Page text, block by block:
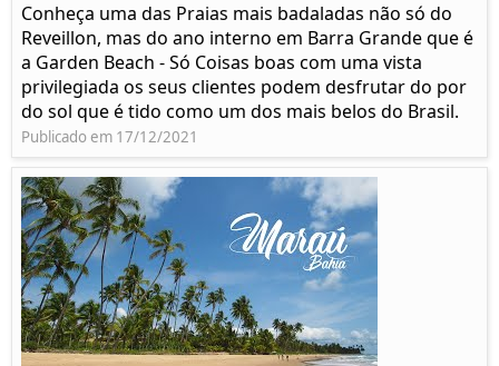
Conheça uma das Praias mais badaladas não só do
Reveillon, mas do ano interno em Barra Grande que é
a Garden Beach - Só Coisas boas com uma vista
privilegiada os seus clientes podem desfrutar do por
do sol que é tido como um dos mais belos do Brasil.
Publicado em 17/12/2021